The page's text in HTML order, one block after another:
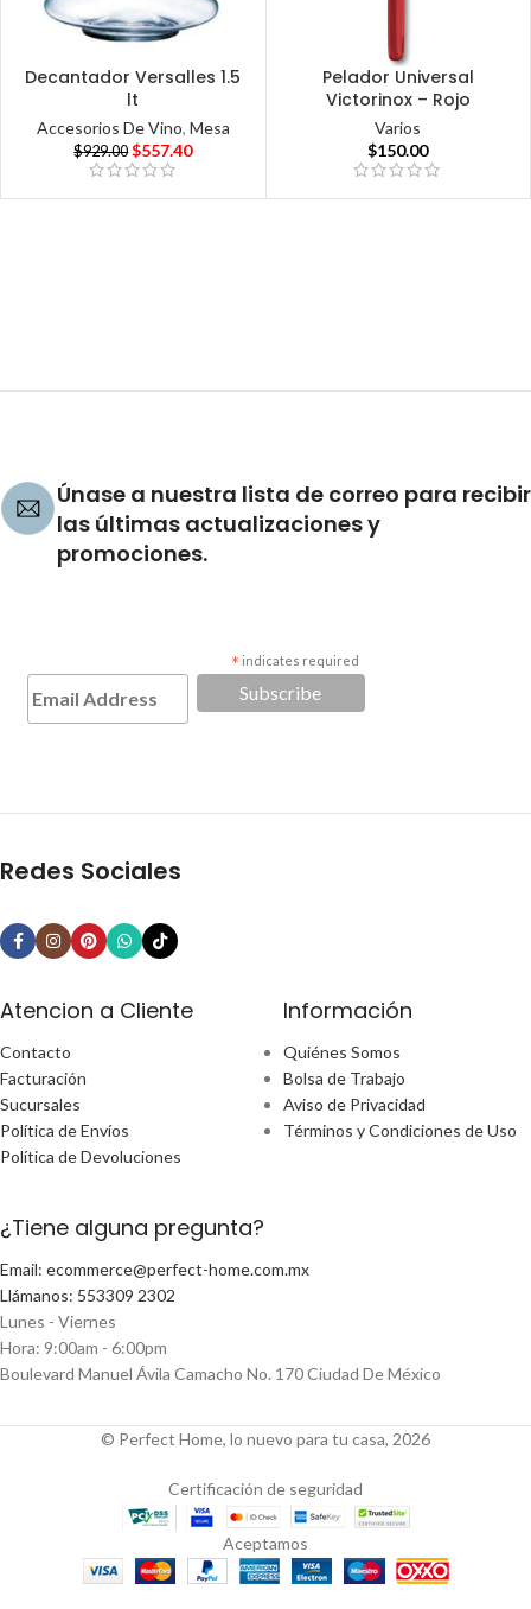
Decantador Versalles 1.5
lt
Accesorios De Vino, Mesa
$929.00 $557.40
Pelador Universal
Victorinox – Rojo
Varios
$150.00
Únase a nuestra lista de correo para recibir
las últimas actualizaciones y
promociones.
* indicates required
Redes Sociales
Atencion a Cliente
Contacto
Facturación
Sucursales
Política de Envíos
Política de Devoluciones
Información
Quiénes Somos
Bolsa de Trabajo
Aviso de Privacidad
Términos y Condiciones de Uso
¿Tiene alguna pregunta?
Email: ecommerce@perfect-home.com.mx
Llámanos: 553309 2302
Lunes - Viernes
Hora: 9:00am - 6:00pm
Boulevard Manuel Ávila Camacho No. 170 Ciudad De México
© Perfect Home, lo nuevo para tu casa, 2026
Certificación de seguridad
Aceptamos